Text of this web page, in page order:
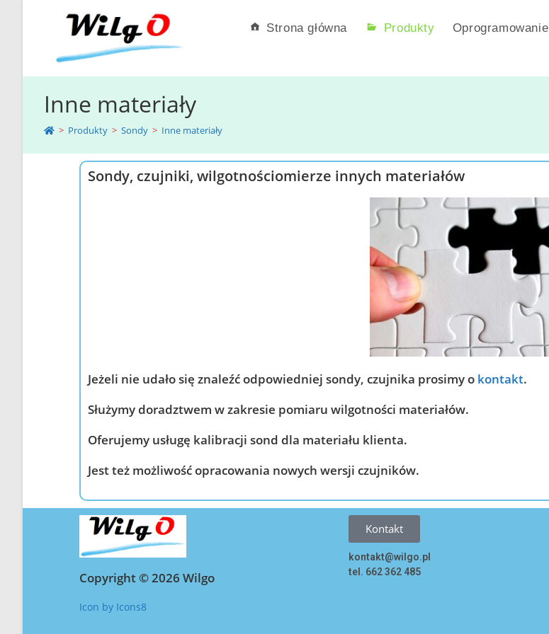
Strona główna Produkty Oprogramowanie
Inne materiały
> Produkty > Sondy > Inne materiały
Sondy, czujniki, wilgotnościomierze innych materiałów
Jeżeli nie udało się znaleźć odpowiedniej sondy, czujnika prosimy o kontakt.
Służymy doradztwem w zakresie pomiaru wilgotności materiałów.
Oferujemy usługę kalibracji sond dla materiału klienta.
Jest też możliwość opracowania nowych wersji czujników.
Copyright © 2026 Wilgo
Icon by Icons8
Kontakt
kontakt@wilgo.pl
tel. 662 362 485